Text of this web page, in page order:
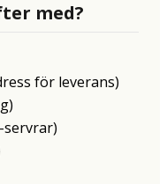
med?
för leverans)
servrar)